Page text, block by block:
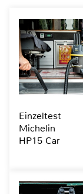
Einzeltest
Michelin
HP15 Car